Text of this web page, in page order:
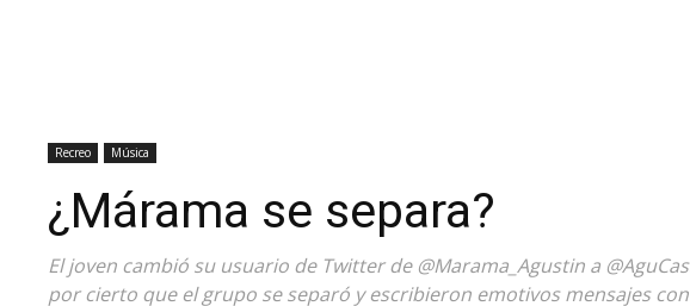
Recreo Música
¿Márama se separa?
El joven cambió su usuario de Twitter de @Marama_Agustin a
por cierto que el grupo se separó y escribieron emotivos mensajes